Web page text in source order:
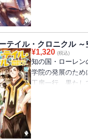
テイル・クロニクル
¥1,320 (税込)
知の国・ローレン
学院の発展のため
工房一行。果たし
宏達はどう調理